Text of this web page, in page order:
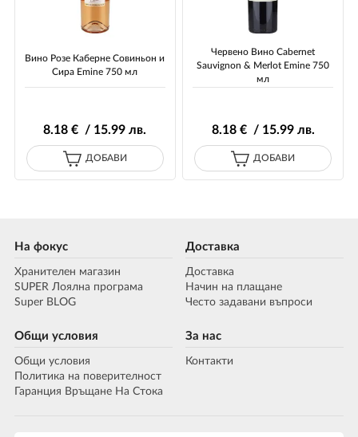
Вино Розе Каберне Совиньон и
Сира Emine 750 мл
8.18 € / 15.99 лв.
ДОБАВИ
Червено Вино Cabernet
Sauvignon & Merlot Emine 750
мл
8.18€ / 15.99лв.
ДОБАВИ
На фокус
Хранителен магазин
SUPER Лоялна програма
Super BLOG
Доставка
Доставка
Начин на плащане
Често задавани въпроси
Общи условия
Общи условия
Политика на поверителност
Гаранция Връщане На Стока
За нас
Контакти